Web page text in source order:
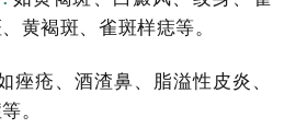
黄褐斑、雀斑样痣等。
痤疮、酒渣鼻、脂溢性皮炎、
。